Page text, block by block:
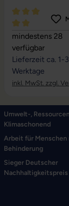
mindestens 28
verfügbar
Lieferzeit ca. 1-3
Werktage
inkl. MwSt. zzgl.
Umwelt-,
Klimaschonend
Arbeit für Menschen
Behinderung
Sieger Deutscher